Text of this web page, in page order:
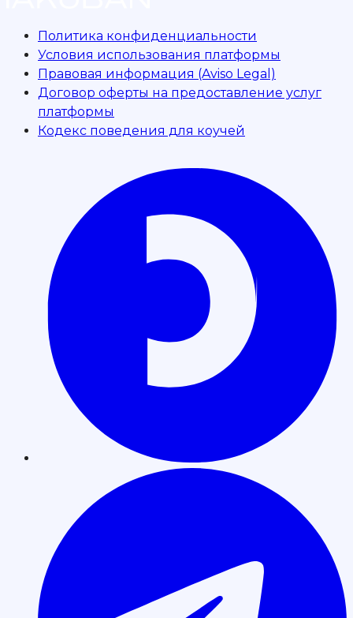
Политика конфиденциальности
Условия использования платформы
Правовая информация (Aviso Legal)
Договор оферты на предоставление услуг
платформы
Кодекс поведения для коучей